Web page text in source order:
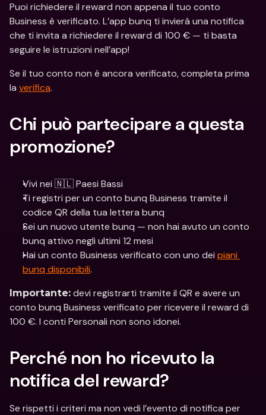
Puoi richiedere il reward non appena il tuo conto
Business è verificato. L’app bunq ti invierà una notifica
che ti invita a richiedere il reward di 100 € — ti basta
seguire le istruzioni nell’app!
Se il tuo conto non è ancora verificato, completa prima
la verifica.
Chi può partecipare a questa
promozione?
Vivi nei 🇳🇱 Paesi Bassi
Ti registri per un conto bunq Business tramite il
codice QR della tua lettera bunq
Sei un nuovo utente bunq — non hai avuto un conto
bunq attivo negli ultimi 12 mesi
Hai un conto Business verificato con uno dei piani
bunq disponibili.
Importante: devi registrarti tramite il QR e avere un
conto bunq Business verificato per ricevere il reward di
100 €. I conti Personali non sono idonei.
Perché non ho ricevuto la
notifica del reward?
Se rispetti i criteri ma non vedi l’evento di notifica per